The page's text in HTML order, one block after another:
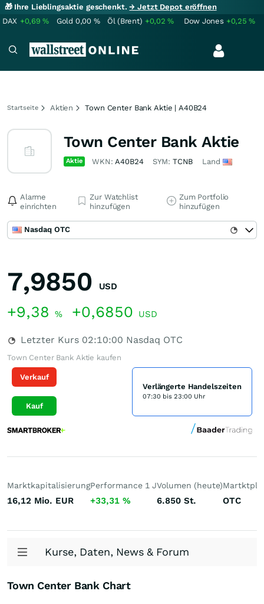
🎁 Ihre Lieblingsaktie geschenkt.→ Jetzt Depot eröffnen
DAX +0,69% Gold 0,00 % Öl (Brent) +0,02% Dow Jones +0,25%
Startseite Aktien Town Center Bank Aktie | A40B24
Town Center Bank Aktie
Aktie WKN:A40B24 SYM: TCNB Land
Alarme
einrichten
Zur Watchlist
hinzufügen
Zum Portfolio
hinzufügen
Nasdaq OTC
7,9850 USD
+9,38 % +0,6850 USD
Letzter Kurs 02:10:00 Nasdaq OTC
Town Center Bank Aktie kaufen
Verkauf
Kauf
Verlängerte Handelszeiten
07:30 bis 23:00 Uhr
Marktkapitalisierung
16,12 Mio. EUR
Performance 1 J
+33,31 %
Volumen (heute)
6.850 St. OTC
Kurse, Daten, News & Forum
Town Center Bank Chart